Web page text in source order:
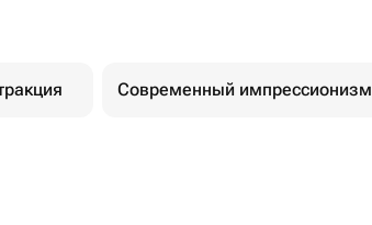
Современный импрессионизм